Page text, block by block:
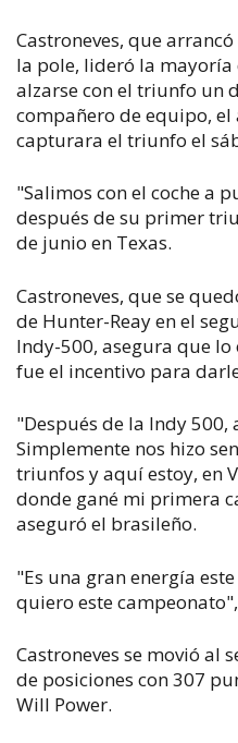
Castroneves, que
la pole, lideró la mayoría
alzarse con el triunfo un
compañero de equipo,
capturara el triunfo el
"Salimos con el coche a
después de su primer
de junio en Texas.
Castroneves, que se
de Hunter-Reay en el
Indy-500, asegura que
fue el incentivo para
"Después de la Indy 500,
Simplemente nos hizo
triunfos y aquí estoy, en
donde gané mi primera
aseguró el brasileño.
"Es una gran energía
quiero este
Castroneves se movió al
de posiciones con 307
Will Power.